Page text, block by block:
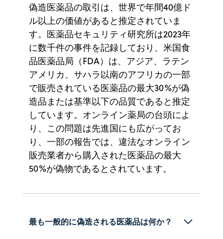
偽造医薬品の取引は、世界で年間40億ド
ル以上の価値があると推定されていま
す。医薬品セキュリティ研究所は2023年
に数千件の事件を記録しており、米国食
品医薬品局（FDA）は、アジア、ラテン
アメリカ、サハラ以南のアフリカの一部
で販売されている医薬品の最大30%が偽
造品または基準以下の品質であると推定
しています。オンライン薬局の台頭によ
り、この問題は先進国にも広がってお
り、一部の報告では、違法なオンライン
販売業者から購入された医薬品の最大
50%が偽物であるとされています。
最も一般的に偽造される医薬品は何か？